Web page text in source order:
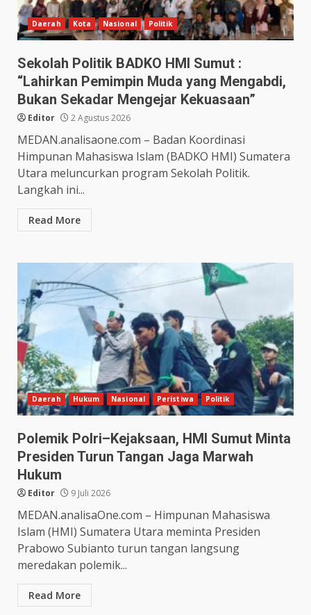
Daerah Kota Nasional Politik
Sekolah Politik BADKO HMI Sumut :
“Lahirkan Pemimpin Muda yang Mengabdi,
Bukan Sekadar Mengejar Kekuasaan”
Editor 2 Agustus 2026
MEDAN.analisaone.com – Badan Koordinasi
Himpunan Mahasiswa Islam (BADKO HMI) Sumatera
Utara meluncurkan program Sekolah Politik.
Langkah ini...
Read More
Daerah Hukum Nasional Peristiwa Politik
Polemik Polri–Kejaksaan, HMI Sumut Minta
Presiden Turun Tangan Jaga Marwah
Hukum
Editor 9 Juli 2026
MEDAN.analisaOne.com – Himpunan Mahasiswa
Islam (HMI) Sumatera Utara meminta Presiden
Prabowo Subianto turun tangan langsung
meredakan polemik...
Read More